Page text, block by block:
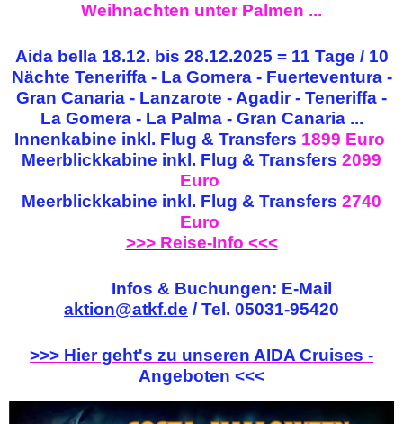
Weihnachten unter Palmen ...
Aida bella 18.12. bis 28.12.2025 = 11 Tage / 10
Nächte Teneriffa - La Gomera - Fuerteventura -
Gran Canaria - Lanzarote - Agadir - Teneriffa -
La Gomera - La Palma - Gran Canaria ...
Innenkabine inkl. Flug & Transfers 1899 Euro
Meerblickkabine inkl. Flug & Transfers 2099
Euro
Meerblickkabine inkl. Flug & Transfers 2740
Euro
>>> Reise-Info <<<
Infos & Buchungen: E-Mail
aktion@atkf.de / Tel. 05031-95420
>>> Hier geht's zu unseren AIDA Cruises -
Angeboten <<<